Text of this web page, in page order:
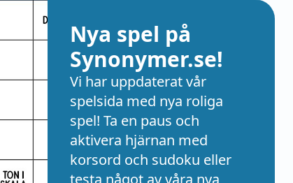
Nya spel på
Synonymer.se!
Vi har uppdaterat vår
spelsida med nya roliga
spel! Ta en paus och
aktivera hjärnan med
korsord och sudoku eller
testa något av våra nya